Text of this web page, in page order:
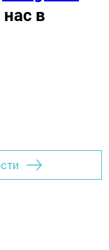
в